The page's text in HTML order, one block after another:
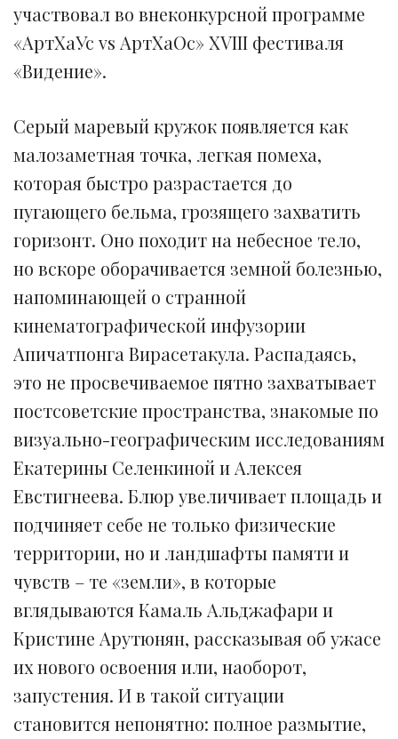
участвовал во внеконкурсной программе
«АртХаУс vs АртХаОс» XVIII фестиваля
«Видение».
Серый маревый кружок появляется как
малозаметная точка, легкая помеха,
которая быстро разрастается до
пугающего бельма, грозящего захватить
горизонт. Оно походит на небесное тело,
но вскоре оборачивается земной болезнью,
напоминающей о странной
кинематографической инфузории
Апичатпонга Вирасетакула. Распадаясь,
это не просвечиваемое пятно захватывает
постсоветские пространства, знакомые по
визуально-географическим исследованиям
Екатерины Селенкиной и Алексея
Евстигнеева. Блюр увеличивает площадь и
подчиняет себе не только физические
территории, но и ландшафты памяти и
чувств – те «земли», в которые
вглядываются Камаль Альджафари и
Кристине Арутюнян, рассказывая об ужасе
их нового освоения или, наоборот,
запустения. И в такой ситуации
становится непонятно: полное размытие,